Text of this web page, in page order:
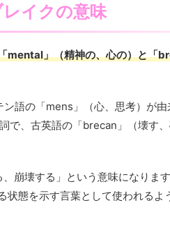
イクの意味
mental」（精神の、心の）と「
語の「mens」（心、思考）が由
、古英語の「brecan」（壊す
崩壊する」という意味になります
態を示す言葉として使われるよ